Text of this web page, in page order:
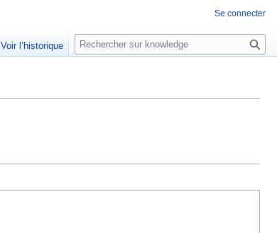
Se connecter
Voir l’historique
R
e
e
r